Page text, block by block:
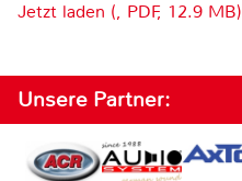
Jetzt laden (, PDF, 12.9 MB)
Unsere Partner: